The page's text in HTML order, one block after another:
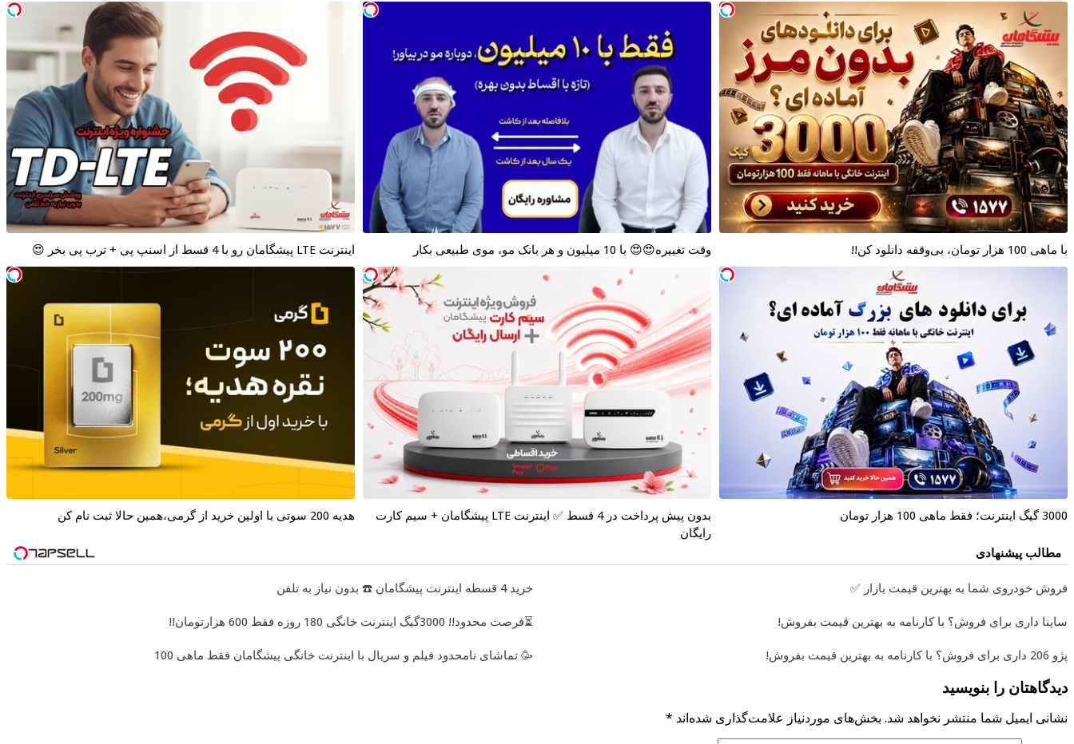
با ماهی 100 هزار تومان، بی‌وقفه دانلود کن!! وقت تغییره😍😍 با 10 میلیون و هر بانک مو، موی طبیعی بکار اینترنت LTE پیشگامان رو با 4 قسط از اسنپ پی + ترب پی بخر 😍
3000 گیگ اینترنت؛ فقط ماهی 100 هزار تومان
بدون پیش پرداخت در 4 قسط ✅ اینترنت LTE پیشگامان + سیم کارت
رایگان
هدیه 200 سوتی با اولین خرید از گرمی،همین حالا ثبت نام کن
مطالب پیشنهادی
فروش خودروی شما به بهترین قیمت بازار ✅ خرید 4 قسطه اینترنت پیشگامان ☎️ بدون نیاز به تلفن
ساینا داری برای فروش؟ با کارنامه به بهترین قیمت بفروش! ⏳فرصت محدود!! 3000گیگ اینترنت خانگی 180 روزه فقط 600 هزارتومان!!
پژو 206 داری برای فروش؟ با کارنامه به بهترین قیمت بفروش! 🥳 تماشای نامحدود فیلم و سریال با اینترنت خانگی پیشگامان فقط ماهی 100
دیدگاهتان را بنویسید
نشانی ایمیل شما منتشر نخواهد شد. بخش‌های موردنیاز علامت‌گذاری شده‌اند *